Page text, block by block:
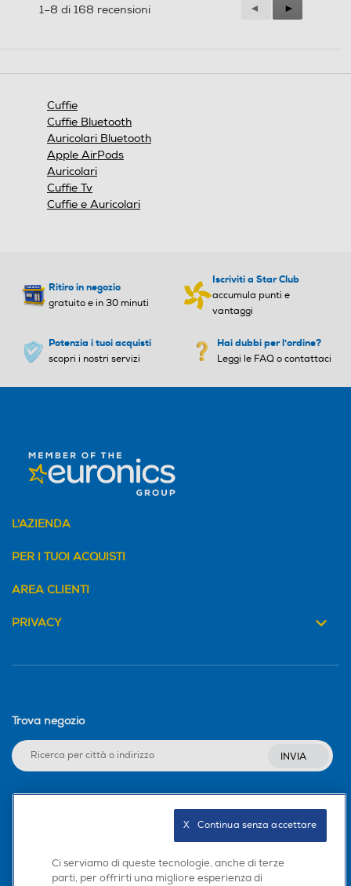
1–8 di 168 recensioni
Precedente
Reviews
◄
Successiva
Reviews
►
Cuffie
Cuffie Bluetooth
Auricolari Bluetooth
Apple AirPods
Auricolari
Cuffie Tv
Cuffie e Auricolari
Ritiro in negozio
gratuito e in 30 minuti
Iscriviti a Star Club
accumula punti e
vantaggi
Potenzia i tuoi acquisti
scopri i nostri servizi
Hai dubbi per l'ordine?
Leggi le FAQ o contattaci
L'AZIENDA
PER I TUOI ACQUISTI
AREA CLIENTI
PRIVACY
Trova negozio
INVIA
Ci serviamo di queste tecnologie, anche di terze
parti, per offrirti una migliore esperienza di
X   Continua senza accettare